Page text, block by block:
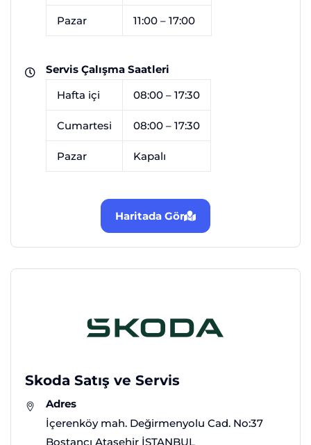
Pazar 11:00 – 17:00
Servis Çalışma Saatleri
Hafta içi
08:00 – 17:30
Cumartesi 08:00 – 17:30
Pazar Kapalı
Haritada Gör
Skoda Satış ve Servis
Adres
İçerenköy mah. Değirmenyolu Cad. No:37
Bostancı Ataşehir İSTANBUL